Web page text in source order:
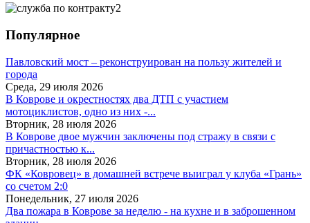
Популярное
Павловский мост – реконструирован на пользу жителей и
города
Среда, 29 июля 2026
В Коврове и окрестностях два ДТП с участием
мотоциклистов, одно из них -...
Вторник, 28 июля 2026
В Коврове двое мужчин заключены под стражу в связи с
причастностью к...
Вторник, 28 июля 2026
ФК «Ковровец» в домашней встрече выиграл у клуба «Грань»
со счетом 2:0
Понедельник, 27 июля 2026
Два пожара в Коврове за неделю - на кухне и в заброшенном